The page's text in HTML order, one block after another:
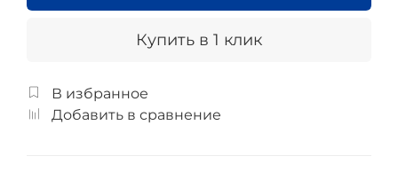
Купить в 1 клик
В избранное
Добавить в сравнение